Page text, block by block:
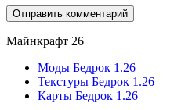
Майнкрафт 26
Моды Бедрок 1.26
Текстуры Бедрок 1.26
Карты Бедрок 1.26